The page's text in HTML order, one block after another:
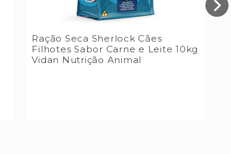
Ração Seca Sherlock Cães
Filhotes Sabor Carne e Leite 10kg
Vidan Nutrição Animal